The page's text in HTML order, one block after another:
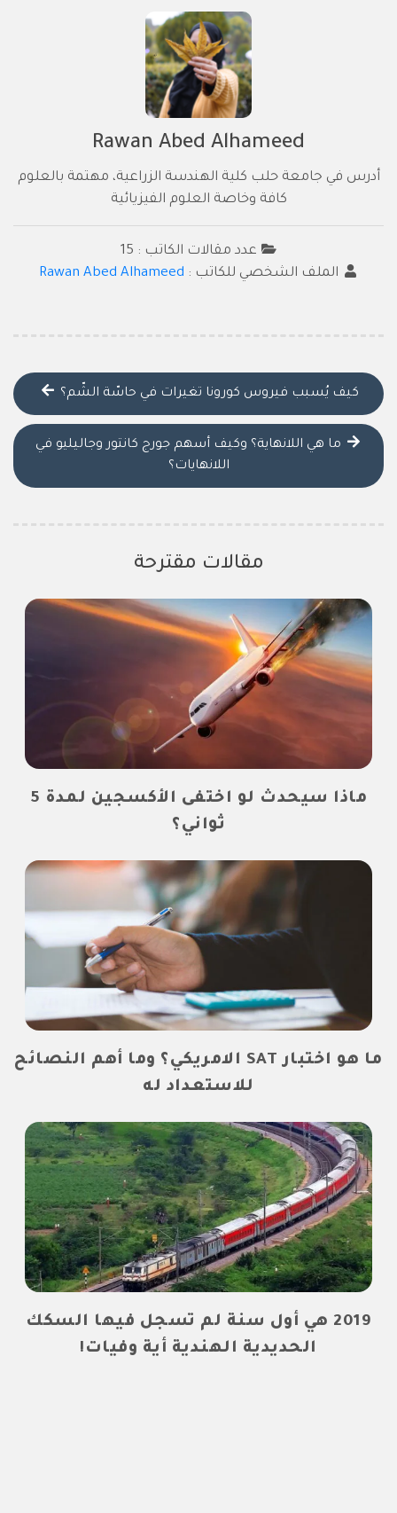
Rawan Abed Alhameed
أدرس في جامعة حلب كلية الهندسة الزراعية، مهتمة بالعلوم
كافة وخاصة العلوم الفيزيائية
عدد مقالات الكاتب : 15
الملف الشخصي للكاتب : Rawan Abed Alhameed
كيف يُسبب فيروس كورونا تغيرات في حاسّة الشّم؟
ما هي اللانهاية؟ وكيف أسهم جورج كانتور وجاليليو في
اللانهايات؟
مقالات مقترحة
ماذا سيحدث لو اختفى الأكسجين لمدة 5
ثواني؟
ما هو اختبار SAT الامريكي؟ وما أهم النصائح
للاستعداد له
2019 هي أول سنة لم تسجل فيها السكك
الحديدية الهندية أية وفيات!